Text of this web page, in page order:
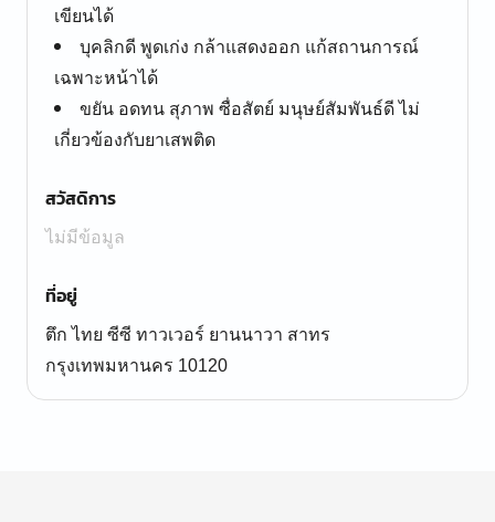
เขียนได้
บุคลิกดี พูดเก่ง กล้าแสดงออก แก้สถานการณ์
เฉพาะหน้าได้
ขยัน อดทน สุภาพ ซื่อสัตย์ มนุษย์สัมพันธ์ดี ไม่
เกี่ยวข้องกับยาเสพติด
สวัสดิการ
ไม่มีข้อมูล
ที่อยู่
ตึก ไทย ซีซี ทาวเวอร์ ยานนาวา สาทร
กรุงเทพมหานคร 10120